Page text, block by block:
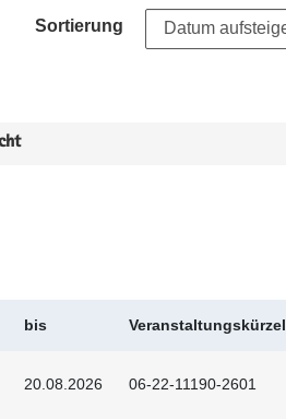
Sortierung
bis Veranstaltungskürzel
20.08.2026 06-22-11190-2601